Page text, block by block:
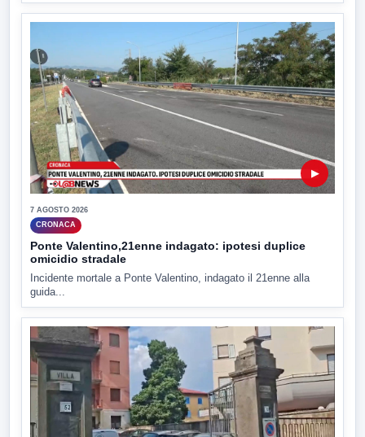
▶
7 AGOSTO 2026
CRONACA
Ponte Valentino,21enne indagato: ipotesi duplice
omicidio stradale
Incidente mortale a Ponte Valentino, indagato il 21enne alla
guida...